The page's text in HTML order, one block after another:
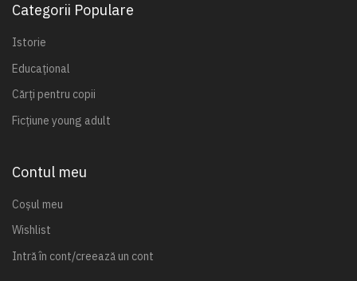
Categorii Populare
Istorie
Educațional
Cărți pentru copii
Ficțiune young adult
Contul meu
Coșul meu
Wishlist
Intră în cont/creează un cont